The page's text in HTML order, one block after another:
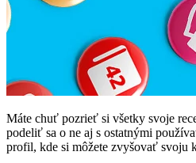
Máte chuť pozrieť si všetky svoje
podeliť sa o ne aj s ostatnými
profil, kde si môžete zvyšovať svoju